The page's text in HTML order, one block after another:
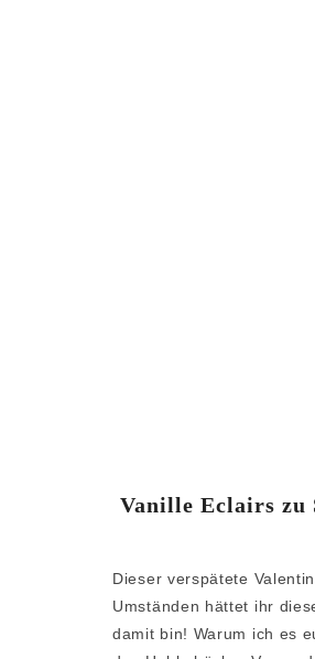
Vanille Eclairs zu
Dieser verspätete
Umständen hättet ihr
damit bin! Warum ich es